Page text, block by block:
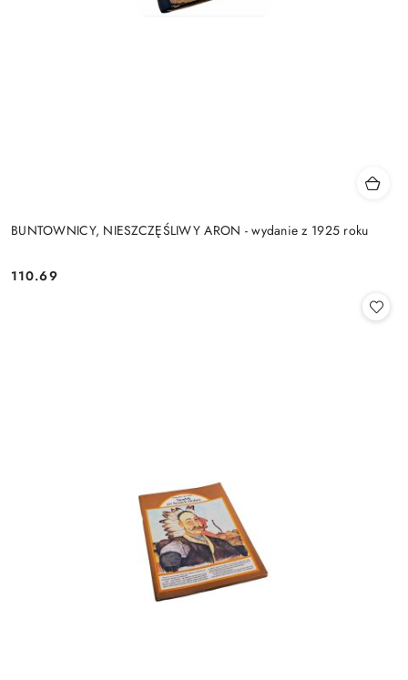
BUNTOWNICY, NIESZCZĘŚLIWY ARON - wydanie z 1925 roku
Cena:
110.69